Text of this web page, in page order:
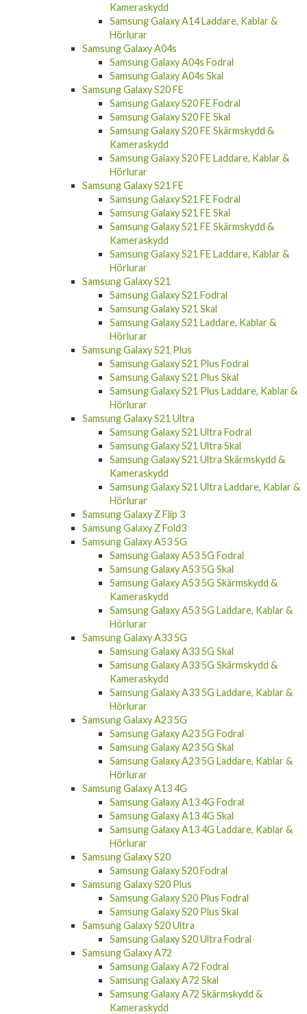
Kameraskydd
Samsung Galaxy A14 Laddare, Kablar &
Hörlurar
Samsung Galaxy A04s
Samsung Galaxy A04s Fodral
Samsung Galaxy A04s Skal
Samsung Galaxy S20 FE
Samsung Galaxy S20 FE Fodral
Samsung Galaxy S20 FE Skal
Samsung Galaxy S20 FE Skärmskydd &
Kameraskydd
Samsung Galaxy S20 FE Laddare, Kablar &
Hörlurar
Samsung Galaxy S21 FE
Samsung Galaxy S21 FE Fodral
Samsung Galaxy S21 FE Skal
Samsung Galaxy S21 FE Skärmskydd &
Kameraskydd
Samsung Galaxy S21 FE Laddare, Kablar &
Hörlurar
Samsung Galaxy S21
Samsung Galaxy S21 Fodral
Samsung Galaxy S21 Skal
Samsung Galaxy S21 Laddare, Kablar &
Hörlurar
Samsung Galaxy S21 Plus
Samsung Galaxy S21 Plus Fodral
Samsung Galaxy S21 Plus Skal
Samsung Galaxy S21 Plus Laddare, Kablar &
Hörlurar
Samsung Galaxy S21 Ultra
Samsung Galaxy S21 Ultra Fodral
Samsung Galaxy S21 Ultra Skal
Samsung Galaxy S21 Ultra Skärmskydd &
Kameraskydd
Samsung Galaxy S21 Ultra Laddare, Kablar &
Hörlurar
Samsung Galaxy Z Flip 3
Samsung Galaxy Z Fold3
Samsung Galaxy A53 5G
Samsung Galaxy A53 5G Fodral
Samsung Galaxy A53 5G Skal
Samsung Galaxy A53 5G Skärmskydd &
Kameraskydd
Samsung Galaxy A53 5G Laddare, Kablar &
Hörlurar
Samsung Galaxy A33 5G
Samsung Galaxy A33 5G Skal
Samsung Galaxy A33 5G Skärmskydd &
Kameraskydd
Samsung Galaxy A33 5G Laddare, Kablar &
Hörlurar
Samsung Galaxy A23 5G
Samsung Galaxy A23 5G Fodral
Samsung Galaxy A23 5G Skal
Samsung Galaxy A23 5G Laddare, Kablar &
Hörlurar
Samsung Galaxy A13 4G
Samsung Galaxy A13 4G Fodral
Samsung Galaxy A13 4G Skal
Samsung Galaxy A13 4G Laddare, Kablar &
Hörlurar
Samsung Galaxy S20
Samsung Galaxy S20 Fodral
Samsung Galaxy S20 Plus
Samsung Galaxy S20 Plus Fodral
Samsung Galaxy S20 Plus Skal
Samsung Galaxy S20 Ultra
Samsung Galaxy S20 Ultra Fodral
Samsung Galaxy A72
Samsung Galaxy A72 Fodral
Samsung Galaxy A72 Skal
Samsung Galaxy A72 Skärmskydd &
Kameraskydd